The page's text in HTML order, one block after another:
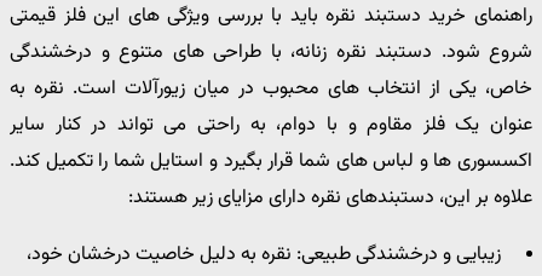
راهنمای خرید دستبند نقره باید با بررسی ویژگی های این فلز قیمتی
شروع شود. دستبند نقره زنانه، با طراحی های متنوع و درخشندگی
خاص، یکی از انتخاب های محبوب در میان زیورآلات است. نقره به
عنوان یک فلز مقاوم و با دوام، به راحتی می تواند در کنار سایر
اکسسوری ها و لباس های شما قرار بگیرد و استایل شما را تکمیل کند.
علاوه بر این، دستبندهای نقره دارای مزایای زیر هستند:
زیبایی و درخشندگی طبیعی: نقره به دلیل خاصیت درخشان خود،